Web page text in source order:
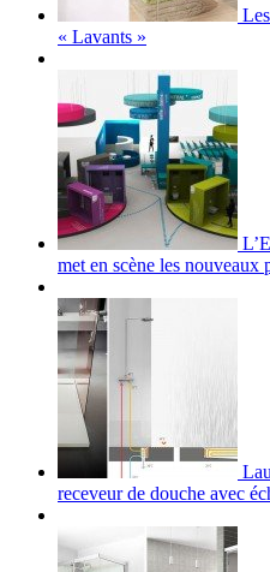
« Lavants »
met en scène les nouveaux
receveur de douche avec